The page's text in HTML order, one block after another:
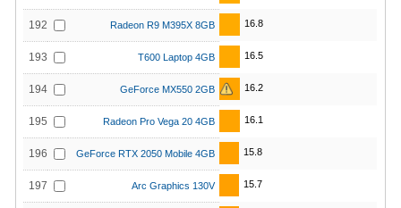
192 Radeon R9 M395X 8GB 16.8
193 T600 Laptop 4GB 16.5
194 GeForce MX550 2GB 16.2
195 Radeon Pro Vega 20 4GB 16.1
196 GeForce RTX 2050 Mobile 4GB 15.8
197 Arc Graphics 130V 15.7